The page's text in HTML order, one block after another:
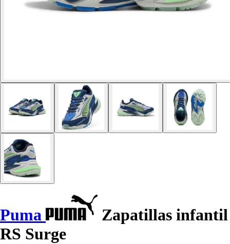
Puma
Zapatillas infantil
RS Surge